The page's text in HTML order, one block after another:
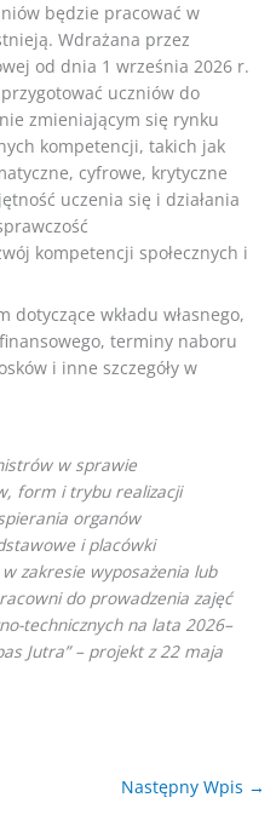
będzie pracować w
Wdrażana przez
od dnia 1 września 2026 r.
uczniów do
zmieniającym się rynku
kompetencji, takich jak
cyfrowe, krytyczne
uczenia się i działania
kompetencji społecznych i
dotyczące wkładu własnego,
terminy naboru
i inne szczegóły w
w sprawie
form i trybu realizacji
organów
i placówki
zakresie wyposażenia lub
do prowadzenia zajęć
technicznych na lata 2026–
Jutra” – projekt z 22 maja
Następny Wpis →